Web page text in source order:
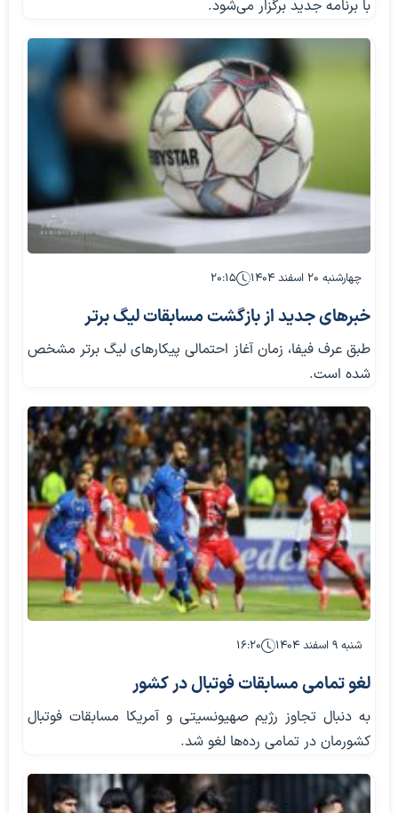
با برنامه جدید برگزار می‌شود.
چهارشنبه ۲۰ اسفند ۱۴۰۴ ۲۰:۱۵
خبرهای جدید از بازگشت مسابقات لیگ برتر
طبق عرف فیفا، زمان آغاز احتمالی پیکارهای لیگ برتر مشخص
شده است.
شنبه ۹ اسفند ۱۴۰۴ ۱۶:۲۰
لغو تمامی مسابقات فوتبال در کشور
به دنبال تجاوز رژیم صهیونسیتی و آمریکا مسابقات فوتبال
کشورمان در تمامی رده‌ها لغو شد.